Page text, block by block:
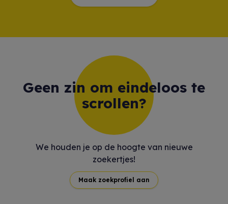
Geen zin om eindeloos te
scrollen?
We houden je op de hoogte van nieuwe
zoekertjes!
Maak zoekprofiel aan